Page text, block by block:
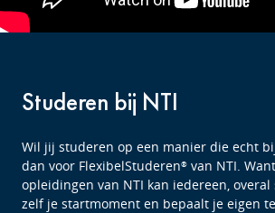
Studeren bij NTI
Wil jij studeren op een manier die echt
dan voor FlexibelStuderen® van NTI.
opleidingen van NTI kan iedereen, overal
zelf je startmoment en bepaalt je eigen